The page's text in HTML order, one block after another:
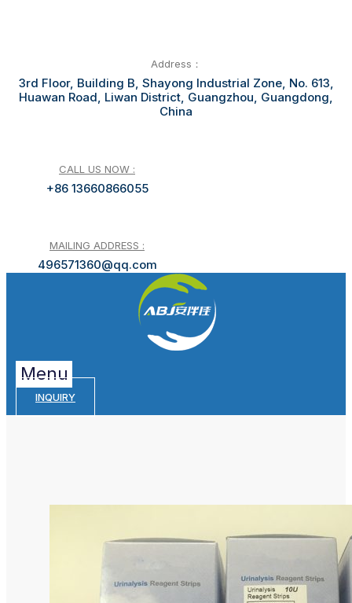
Address：
3rd Floor, Building B, Shayong Industrial Zone, No. 613,
Huawan Road, Liwan District, Guangzhou, Guangdong,
China
CALL US NOW :
+86 13660866055
MAILING ADDRESS :
496571360@qq.com
Menu
INQUIRY